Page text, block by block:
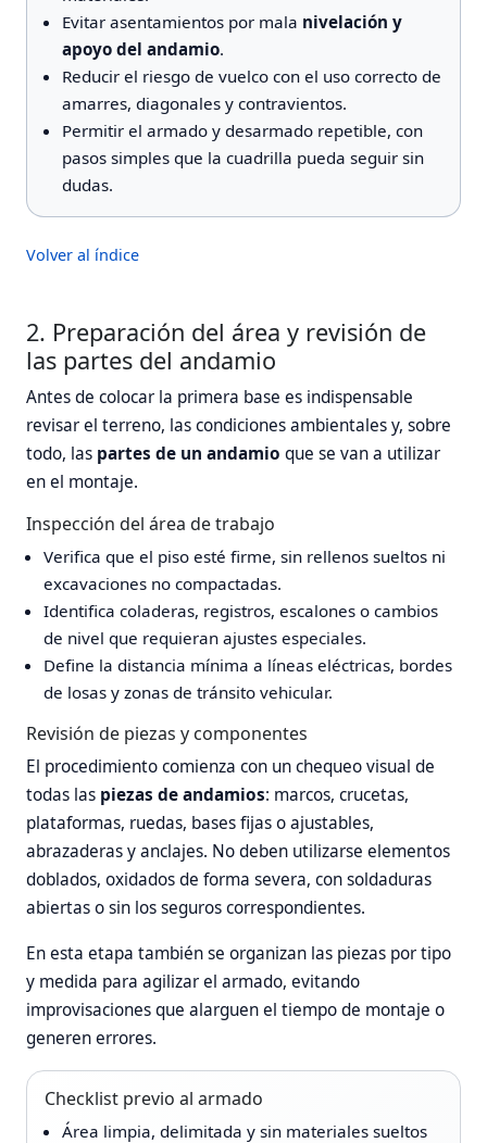
Evitar asentamientos por mala nivelación y
apoyo del andamio.
Reducir el riesgo de vuelco con el uso correcto de
amarres, diagonales y contravientos.
Permitir el armado y desarmado repetible, con
pasos simples que la cuadrilla pueda seguir sin
dudas.
Volver al índice
2. Preparación del área y revisión de
las partes del andamio
Antes de colocar la primera base es indispensable
revisar el terreno, las condiciones ambientales y, sobre
todo, las partes de un andamio que se van a utilizar
en el montaje.
Inspección del área de trabajo
Verifica que el piso esté firme, sin rellenos sueltos ni
excavaciones no compactadas.
Identifica coladeras, registros, escalones o cambios
de nivel que requieran ajustes especiales.
Define la distancia mínima a líneas eléctricas, bordes
de losas y zonas de tránsito vehicular.
Revisión de piezas y componentes
El procedimiento comienza con un chequeo visual de
todas las piezas de andamios: marcos, crucetas,
plataformas, ruedas, bases fijas o ajustables,
abrazaderas y anclajes. No deben utilizarse elementos
doblados, oxidados de forma severa, con soldaduras
abiertas o sin los seguros correspondientes.
En esta etapa también se organizan las piezas por tipo
y medida para agilizar el armado, evitando
improvisaciones que alarguen el tiempo de montaje o
generen errores.
Checklist previo al armado
Área limpia, delimitada y sin materiales sueltos